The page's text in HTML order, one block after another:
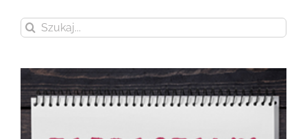
Szukaj